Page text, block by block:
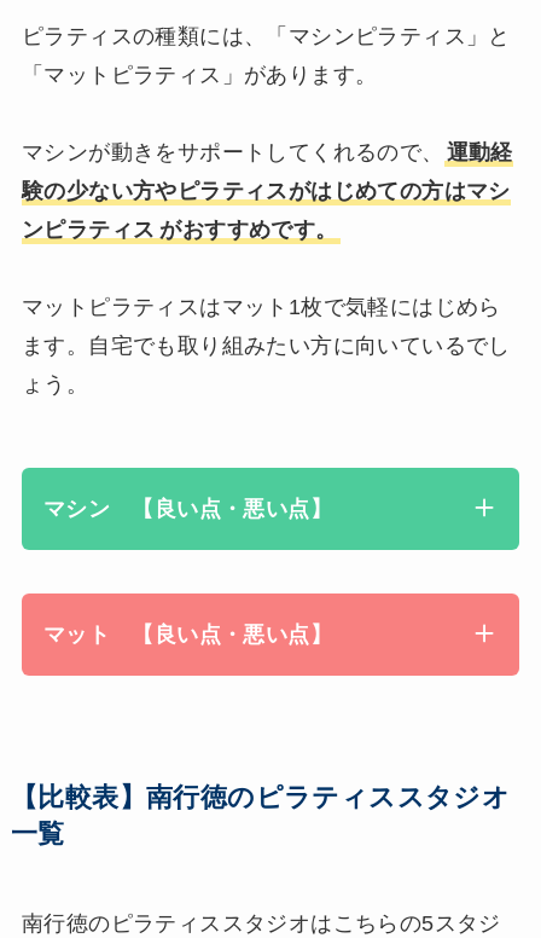
ピラティスの種類には、「マシンピラティス」と
「マットピラティス」があります。
マシンが動きをサポートしてくれるので、
運動経
験の少ない方やピラティスがはじめての方はマシ
ンピラテ ィス がおすすめです。
マットピラティスはマット1枚で気軽にはじめら
ます。自宅でも取り組みたい方に向いているでし
ょう。
マシン 【良い点・悪い点】
マット 【良い点・悪い点】
【比較表】南行徳のピラティススタジオ
一覧
南行徳のピラティススタジオはこちらの5スタジ